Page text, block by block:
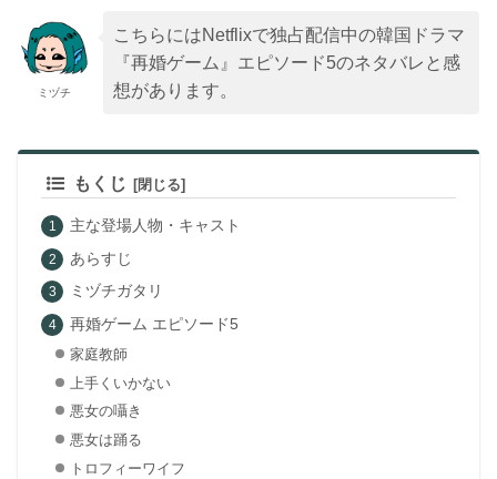
ミヅチ
こちらにはNetflixで独占配信中の韓国ドラマ
『再婚ゲーム』エピソード5のネタバレと感
想があります。
もくじ
主な登場人物・キャスト
あらすじ
ミヅチガタリ
再婚ゲーム エピソード5
家庭教師
上手くいかない
悪女の囁き
悪女は踊る
トロフィーワイフ